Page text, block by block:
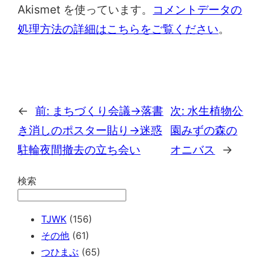
Akismet を使っています。
コメントデータの
処理方法の詳細はこちらをご覧ください。
← 前: まちづくり会議→落書
き消しのポスター貼り→迷惑
駐輪夜間撤去の立ち会い
次:水生植物公
園みずの森の
オニバス
→
検索
TJWK (156)
その他 (61)
つひまぶ (65)